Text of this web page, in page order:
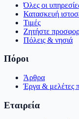
Όλες οι
Κατασκευή
Τιμές
Ζητήστε
Πόλεις & νησιά
Πόροι
Άρθρα
Έργα & μελέτες
Εταιρεία